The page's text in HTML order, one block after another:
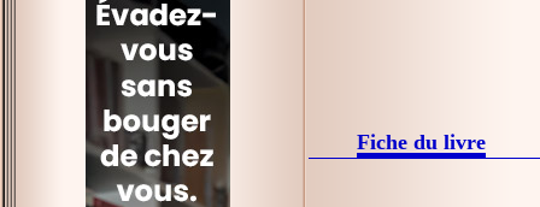
Fiche du livre